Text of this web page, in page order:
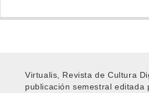
Virtualis, Revista de Cultura
publicación semestral editada